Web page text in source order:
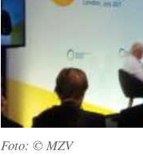
Foto: © MZV